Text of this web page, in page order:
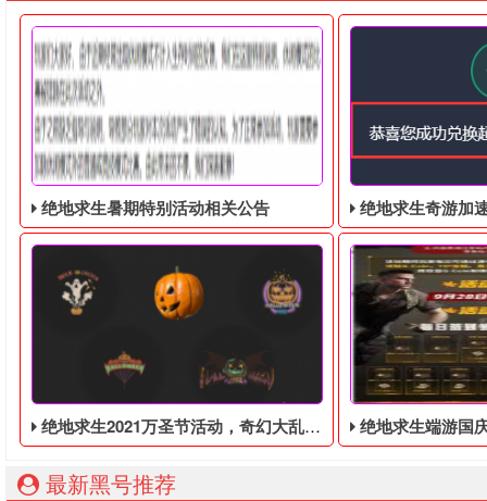
绝地求生暑期特别活动相关公告 绝地求生奇游加速器免
绝地求生2021万圣节活动，奇幻大乱斗回归，还有新皮肤和新地图 绝地求生端游国庆节的终极白嫖活
最新黑号推荐